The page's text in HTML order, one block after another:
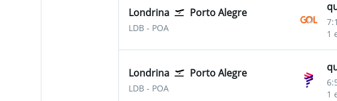
Londrina Porto Alegre
LDB Londrina
- POA
1
Londrina Porto Alegre
LDB Londrina
- POA
1